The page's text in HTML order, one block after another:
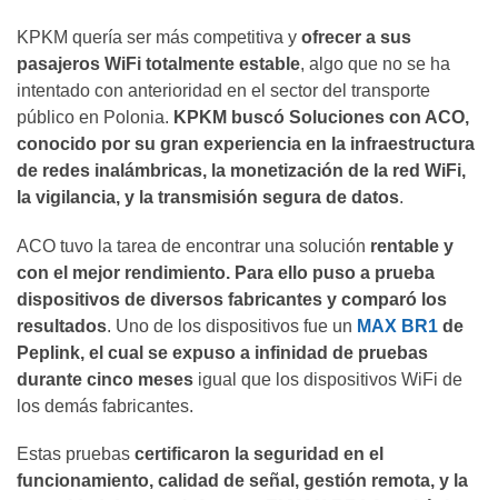
KPKM quería ser más competitiva y ofrecer a sus
pasajeros WiFi totalmente estable, algo que no se ha
intentado con anterioridad en el sector del transporte
público en Polonia. KPKM buscó Soluciones con ACO,
conocido por su gran experiencia en la infraestructura
de redes inalámbricas, la monetización de la red WiFi,
la vigilancia, y la transmisión segura de datos.
ACO tuvo la tarea de encontrar una solución rentable y
con el mejor rendimiento. Para ello puso a prueba
dispositivos de diversos fabricantes y comparó los
resultados. Uno de los dispositivos fue un MAX BR1 de
Peplink, el cual se expuso a infinidad de pruebas
durante cinco meses igual que los dispositivos WiFi de
los demás fabricantes.
Estas pruebas certificaron la seguridad en el
funcionamiento, calidad de señal, gestión remota, y la